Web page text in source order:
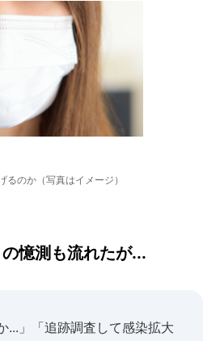
るのか（写真はイメージ）
憶測も流れたが...
...」「追跡調査して感染拡大